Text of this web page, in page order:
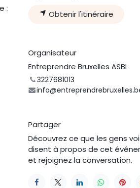
:
Obtenir l'itinéraire
Organisateur
Entreprendre Bruxelles ASBL
3227681013
Partager
Découvrez ce que les gens
disent à propos de cet
et rejoignez la conversation.